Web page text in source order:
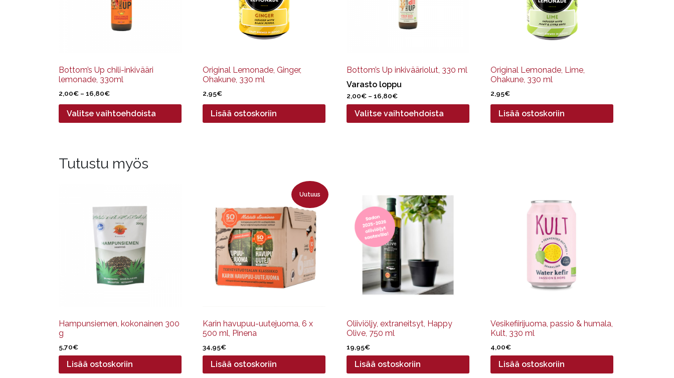
Bottom’s Up chili-inkivääri
lemonade, 330ml
2,00€ – 16,80€Hintaluokka:
2,00€
-
16,80€
Valitse vaihtoehdoista
Original Lemonade, Ginger,
Ohakune, 330 ml
2,95€
Lisää ostoskoriin
Bottom’s Up inkivääriolut, 330 ml
Varasto loppu
2,00€ – 16,80€Hintaluokka:
2,00€
-
16,80€
Valitse vaihtoehdoista
Original Lemonade, Lime,
Ohakune, 330 ml
2,95€
Lisää ostoskoriin
Tutustu myös
Hampunsiemen, kokonainen 300
g
5,70€
Lisää ostoskoriin
Uutuus
Karin havupuu-uutejuoma, 6 x
500 ml, Pinena
34,95€
Lisää ostoskoriin
Oliiviöljy, extraneitsyt, Happy
Olive, 750 ml
19,95€
Lisää ostoskoriin
Vesikefiirijuoma, passio & humala,
Kult, 330 ml
4,00€
Lisää ostoskoriin